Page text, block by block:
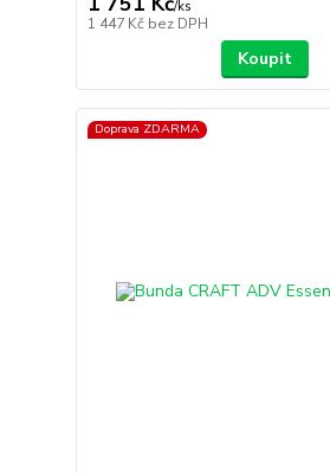
/ks
1 447 Kč bez DPH
Koupit
Doprava ZDARMA